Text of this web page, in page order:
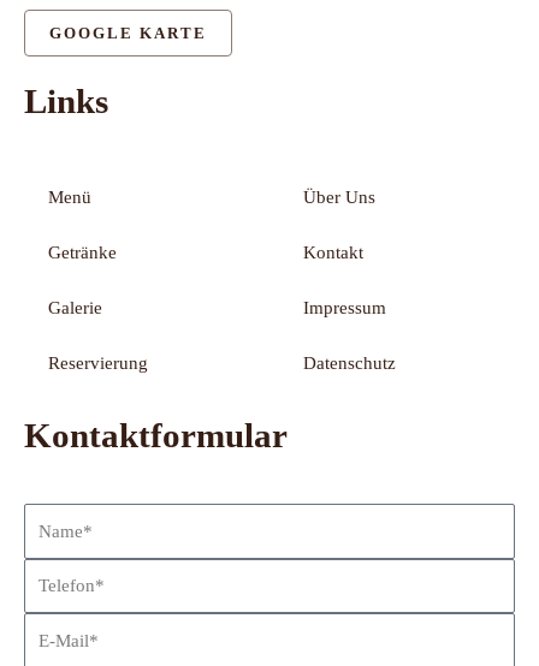
Kontaktformular
Links
Menü
Getränke
Galerie
Reservierung
Über Uns
Kontakt
Impressum
Datenschutz
GOOGLE KARTE